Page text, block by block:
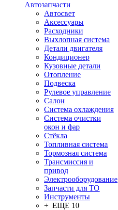
Автозапчасти
Автосвет
Аксессуары
Расходники
Выхлопная система
Детали двигателя
Кондиционер
Кузовные детали
Отопление
Подвеска
Рулевое управление
Салон
Система охлаждения
Система очистки
окон и фар
Стёкла
Топливная система
Тормозная система
Трансмиссия и
привод
Электрооборудование
Запчасти для ТО
Инструменты
+ ЕЩЕ 10